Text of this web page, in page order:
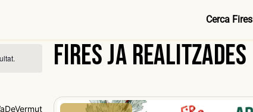
Cerca Fires
Fires ja realitzades